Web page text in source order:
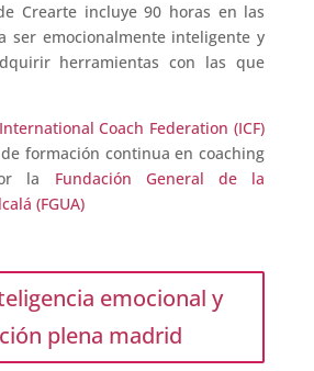
Crearte incluye 90 horas en las
ser emocionalmente inteligente y
herramientas con las que
International Coach Federation (ICF)
de formación continua en coaching
la Fundación General de la
(FGUA)
emocional y
plena madrid